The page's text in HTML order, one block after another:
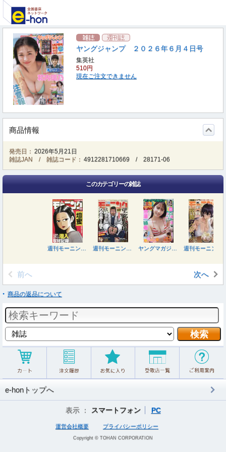
ヤングジャンプ ２０２６年６月４日号
集英社
510円
現在ご注文できません
商品情報
発売日： 2026年5月21日
雑誌JAN / 雑誌コード： 4912281710669 /28171-06
このカテゴリーの雑誌
前へ 次へ
商品の返品について
e-honトップへ
表示 ： スマートフォン PC
運営会社概要 プライバシーポリシー
Copyright © TOHAN CORPORATION